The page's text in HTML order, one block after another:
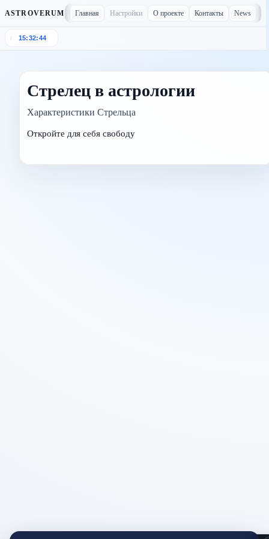
ASTROVERUM Главная Настройки О проекте Контакты News
/ 15:32:44
Стрелец в астрологии
Характеристики Стрельца
Откройте для себя свободу